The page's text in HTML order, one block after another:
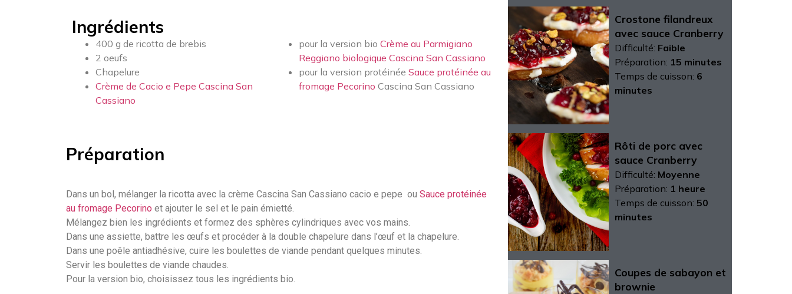
Ingrédients
400 g de ricotta de brebis
2 oeufs
Chapelure
Crème de Cacio e Pepe Cascina San
Cassiano
pour la version bio Crème au Parmigiano
Reggiano biologique Cascina San Cassiano
pour la version protéinée Sauce protéinée au
fromage Pecorino Cascina San Cassiano
Préparation
Dans un bol, mélanger la ricotta avec la crème Cascina San Cassiano cacio e pepe ou Sauce protéinée
au fromage Pecorino et ajouter le sel et le pain émietté.
Mélangez bien les ingrédients et formez des sphères cylindriques avec vos mains.
Dans une assiette, battre les œufs et procéder à la double chapelure dans l’œuf et la chapelure.
Dans une poêle antiadhésive, cuire les boulettes de viande pendant quelques minutes.
Servir les boulettes de viande chaudes.
Pour la version bio, choisissez tous les ingrédients bio.
Crostone filandreux
avec sauce Cranberry
Difficulté: Faible
Préparation: 15 minutes
Temps de cuisson: 6
minutes
Rôti de porc avec
sauce Cranberry
Difficulté: Moyenne
Préparation: 1 heure
Temps de cuisson: 50
minutes
Coupes de sabayon et
brownie